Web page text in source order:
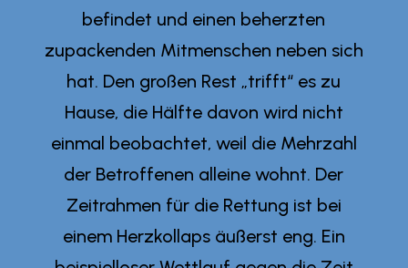
befindet und einen beherzten
zupackenden Mitmenschen neben sich
hat. Den großen Rest „trifft“ es zu
Hause, die Hälfte davon wird nicht
einmal beobachtet, weil die Mehrzahl
der Betroffenen alleine wohnt. Der
Zeitrahmen für die Rettung ist bei
einem Herzkollaps äußerst eng. Ein